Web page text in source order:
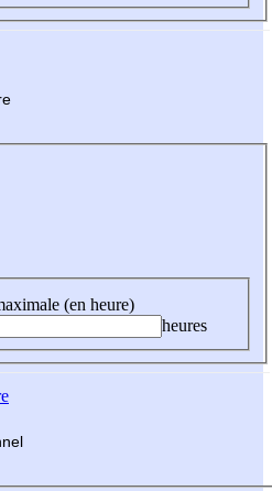
(en heure)
heures